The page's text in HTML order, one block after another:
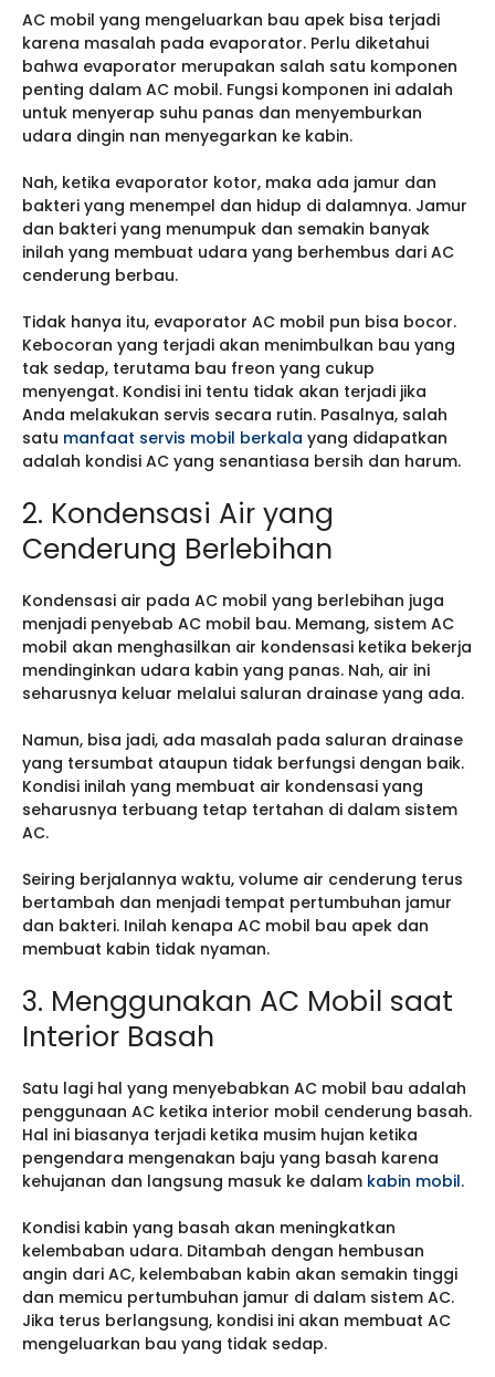
AC mobil yang mengeluarkan bau apek bisa terjadi
karena masalah pada evaporator. Perlu diketahui
bahwa evaporator merupakan salah satu komponen
penting dalam AC mobil. Fungsi komponen ini adalah
untuk menyerap suhu panas dan menyemburkan
udara dingin nan menyegarkan ke kabin.
Nah, ketika evaporator kotor, maka ada jamur dan
bakteri yang menempel dan hidup di dalamnya. Jamur
dan bakteri yang menumpuk dan semakin banyak
inilah yang membuat udara yang berhembus dari AC
cenderung berbau.
Tidak hanya itu, evaporator AC mobil pun bisa bocor.
Kebocoran yang terjadi akan menimbulkan bau yang
tak sedap, terutama bau freon yang cukup
menyengat. Kondisi ini tentu tidak akan terjadi jika
Anda melakukan servis secara rutin. Pasalnya, salah
satu manfaat servis mobil berkala yang didapatkan
adalah kondisi AC yang senantiasa bersih dan harum.
2. Kondensasi Air yang
Cenderung Berlebihan
Kondensasi air pada AC mobil yang berlebihan juga
menjadi penyebab AC mobil bau. Memang, sistem AC
mobil akan menghasilkan air kondensasi ketika bekerja
mendinginkan udara kabin yang panas. Nah, air ini
seharusnya keluar melalui saluran drainase yang ada.
Namun, bisa jadi, ada masalah pada saluran drainase
yang tersumbat ataupun tidak berfungsi dengan baik.
Kondisi inilah yang membuat air kondensasi yang
seharusnya terbuang tetap tertahan di dalam sistem
AC.
Seiring berjalannya waktu, volume air cenderung terus
bertambah dan menjadi tempat pertumbuhan jamur
dan bakteri. Inilah kenapa AC mobil bau apek dan
membuat kabin tidak nyaman.
3. Menggunakan AC Mobil saat
Interior Basah
Satu lagi hal yang menyebabkan AC mobil bau adalah
penggunaan AC ketika interior mobil cenderung basah.
Hal ini biasanya terjadi ketika musim hujan ketika
pengendara mengenakan baju yang basah karena
kehujanan dan langsung masuk ke dalam kabin mobil.
Kondisi kabin yang basah akan meningkatkan
kelembaban udara. Ditambah dengan hembusan
angin dari AC, kelembaban kabin akan semakin tinggi
dan memicu pertumbuhan jamur di dalam sistem AC.
Jika terus berlangsung, kondisi ini akan membuat AC
mengeluarkan bau yang tidak sedap.